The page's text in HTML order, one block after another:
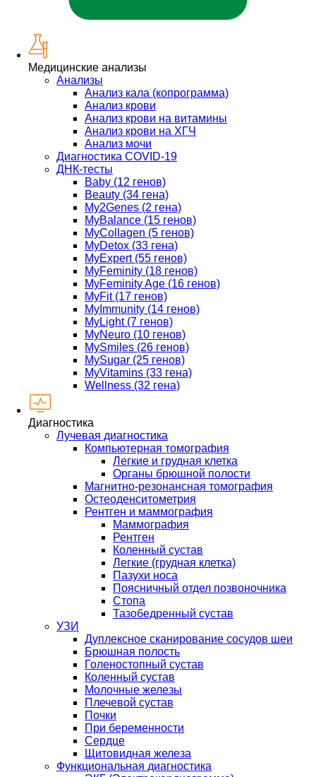
Медицинские анализы
Анализы
Анализ кала (копрограмма)
Анализ крови
Анализ крови на витамины
Анализ крови на ХГЧ
Анализ мочи
Диагностика COVID-19
ДНК-тесты
Baby (12 генов)
Beauty (34 гена)
My2Genes (2 гена)
MyBalance (15 генов)
MyCollagen (5 генов)
MyDetox (33 гена)
MyExpert (55 генов)
MyFeminity (18 генов)
MyFeminity Age (16 генов)
MyFit (17 генов)
MyImmunity (14 генов)
MyLight (7 генов)
MyNeuro (10 генов)
MySmiles (26 генов)
MySugar (25 генов)
MyVitamins (33 гена)
Wellness (32 гена)
Диагностика
Лучевая диагностика
Компьютерная томография
Легкие и грудная клетка
Органы брюшной полости
Магнитно-резонансная томография
Остеоденситометрия
Рентген и маммография
Маммография
Рентген
Коленный сустав
Легкие (грудная клетка)
Пазухи носа
Поясничный отдел позвоночника
Стопа
Тазобедренный сустав
УЗИ
Дуплексное сканирование сосудов шеи
Брюшная полость
Голеностопный сустав
Коленный сустав
Молочные железы
Плечевой сустав
Почки
При беременности
Сердце
Щитовидная железа
Функциональная диагностика